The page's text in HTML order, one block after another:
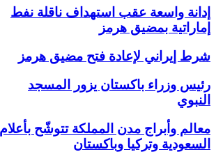
إدانة واسعة عقب استهداف ناقلة نفط
إماراتية بمضيق هرمز
شرط إيراني لإعادة فتح مضيق هرمز
رئيس وزراء باكستان يزور المسجد
النبوي
معالم وأبراج مدن المملكة تتوشّح بأعلام
السعودية وتركيا وباكستان